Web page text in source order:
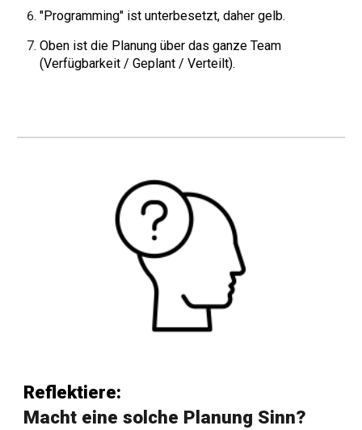
"Programming" ist unterbesetzt, daher gelb.
Oben ist die Planung über das ganze Team
(Verfügbarkeit / Geplant / Verteilt).
Reflektiere:
Macht eine solche Planung Sinn?